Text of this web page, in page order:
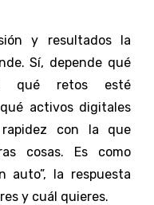
y resultados la
Sí, depende qué
qué retos esté
activos digitales
con la que
cosas. Es como
auto”, la respuesta
y cuál quieres.